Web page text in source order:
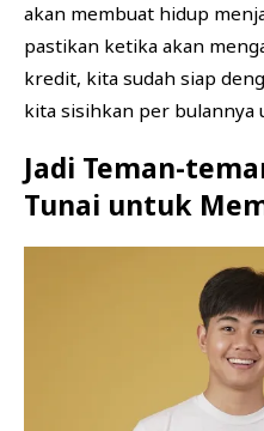
akan membuat hidup
pastikan ketika akan
kredit, kita sudah siap
kita sisihkan per bulannya
Jadi Teman-
Tunai untuk